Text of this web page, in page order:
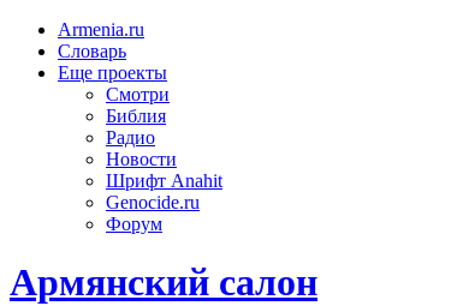
Armenia.ru
Словарь
Еще проекты
Смотри
Библия
Радио
Новости
Шрифт Anahit
Genocide.ru
Форум
Армянский салон